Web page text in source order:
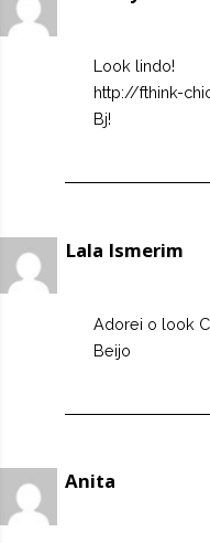
Look lindo!
http://fthink-
Bj!
Lala Ismerim
Adorei o look
Beijo
Anita